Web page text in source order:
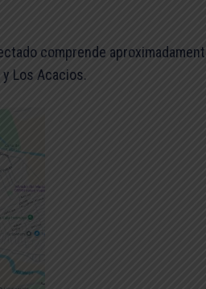
comprende
Los Acacios.